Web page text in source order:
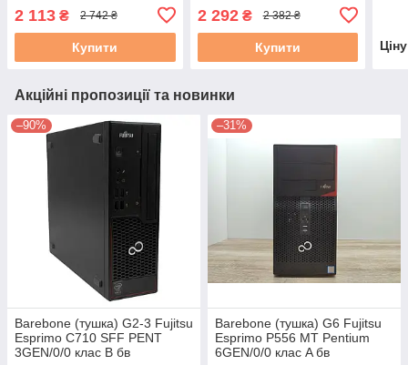
2 113 ₴ 2 742 ₴
Купити
2 292₴ 2 382 ₴
Купити
Акційні пропозиції та новинки
–90%
Barebone (тушка) G2-3 Fujitsu
Esprimo C710 SFF PENT
3GEN/0/0 клас B бв
–31%
Barebone (тушка) G6 Fujitsu
Esprimo P556 MT Pentium
6GEN/0/0 клас A бв